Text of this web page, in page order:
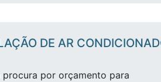
DE AR
por orçamento para